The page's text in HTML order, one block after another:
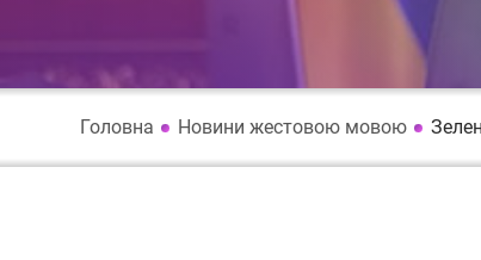
Головна Новини жестовою мовою